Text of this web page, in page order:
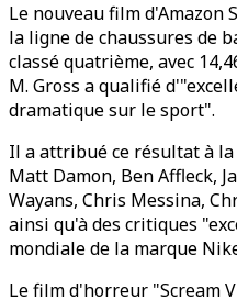
Le nouveau film d'Amazon
la ligne de chaussures de
classé quatrième, avec
M. Gross a qualifié
dramatique sur le sport".
Il a attribué ce résultat à
Matt Damon, Ben Affleck,
Wayans, Chris Messina,
ainsi qu'à des critiques
mondiale de la marque
Le film d'horreur "Scream